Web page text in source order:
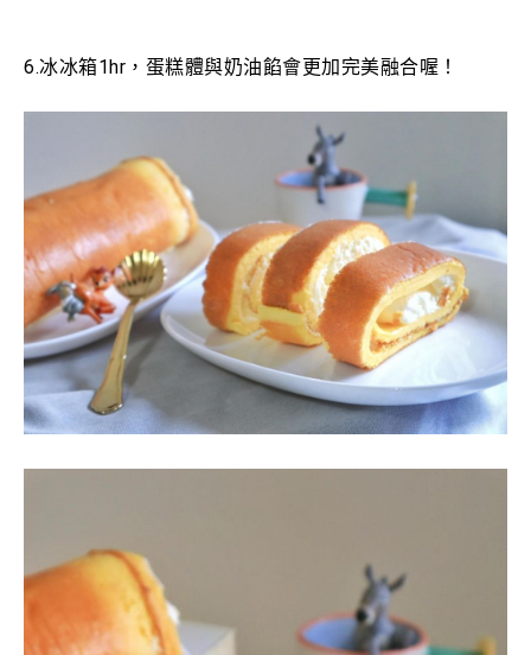
6.冰冰箱1hr，蛋糕體與奶油餡會更加完美融合喔！